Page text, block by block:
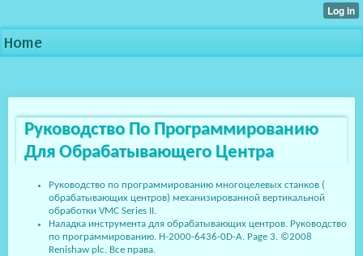
Home
Руководство По Программированию
Для Обрабатывающего Центра
Руководство по программированию многоцелевых станков (
обрабатывающих центров) механизированной вертикальной
обработки VMC Series II.
Наладка инструмента для обрабатывающих центров. Руководство
по программированию. H-2000-6436-0D-A. Page 3. ©2008
Renishaw plc. Все права.